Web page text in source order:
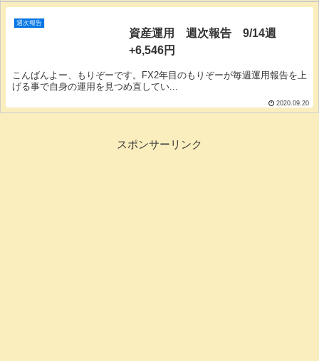
週次報告
資産運用 週次報告 9/14週
+6,546円
こんばんよー、もりぞーです。FX2年目のもりぞーが毎週運用報告を上
げる事で自身の運用を見つめ直してい...
2020.09.20
スポンサーリンク